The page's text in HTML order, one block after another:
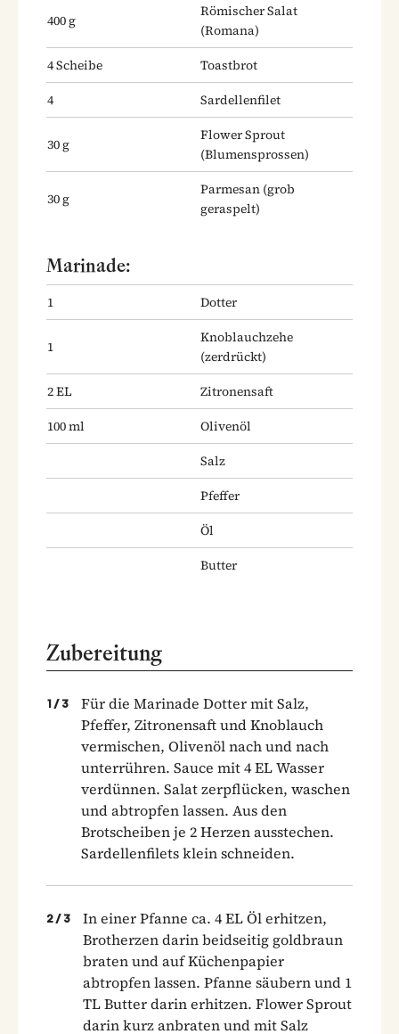
400g
Römischer Salat
(Romana)
4Scheibe
Toastbrot
4
Sardellenfilet
30g
Flower Sprout
(Blumensprossen)
30g
Parmesan (grob
geraspelt)
Marinade:
1 Dotter
1
Knoblauchzehe
(zerdrückt)
2EL
Zitronensaft
100ml
Olivenöl
Salz
Pfeffer
Öl
Butter
Zubereitung
1 / 3
Für die Marinade Dotter mit Salz,
Pfeffer, Zitronensaft und Knoblauch
vermischen, Olivenöl nach und nach
unterrühren. Sauce mit 4 EL Wasser
verdünnen. Salat zerpflücken, waschen
und abtropfen lassen. Aus den
Brotscheiben je 2 Herzen ausstechen.
Sardellenfilets klein schneiden.
2 / 3
In einer Pfanne ca. 4 EL Öl erhitzen,
Brotherzen darin beidseitig goldbraun
braten und auf Küchenpapier
abtropfen lassen. Pfanne säubern und 1
TL Butter darin erhitzen. Flower Sprout
darin kurz anbraten und mit Salz